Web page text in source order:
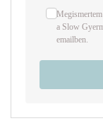
a Slow
emailben.